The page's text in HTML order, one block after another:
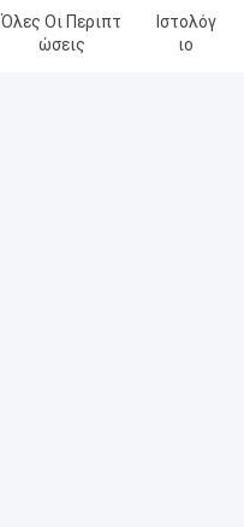
Όλες Οι Περιπτ
Ώσεις
Ιστολόγ
Ιο